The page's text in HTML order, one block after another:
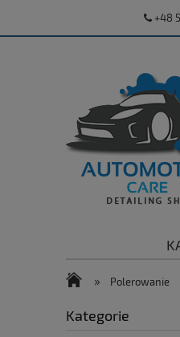
+48
» Polerowanie
Kategorie